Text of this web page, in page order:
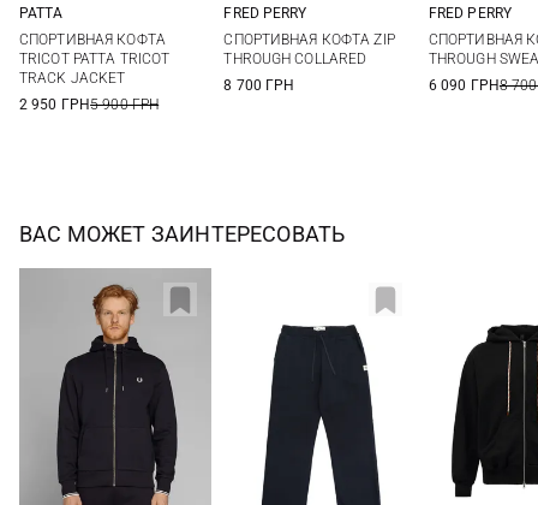
XXL
PATTA
СПОРТИВНАЯ КОФТА
TRICOT PATTA TRICOT
TRACK JACKET
2 950 ГРН5 900 ГРН
FRED PERRY
СПОРТИВНАЯ КОФТА ZIP
THROUGH COLLARED
8 700 ГРН
XXL
L
FRED PERRY
СПОРТИВНАЯ
THROUGH
6 090 ГРН8
ВАС МОЖЕТ ЗАИНТЕРЕСОВАТЬ